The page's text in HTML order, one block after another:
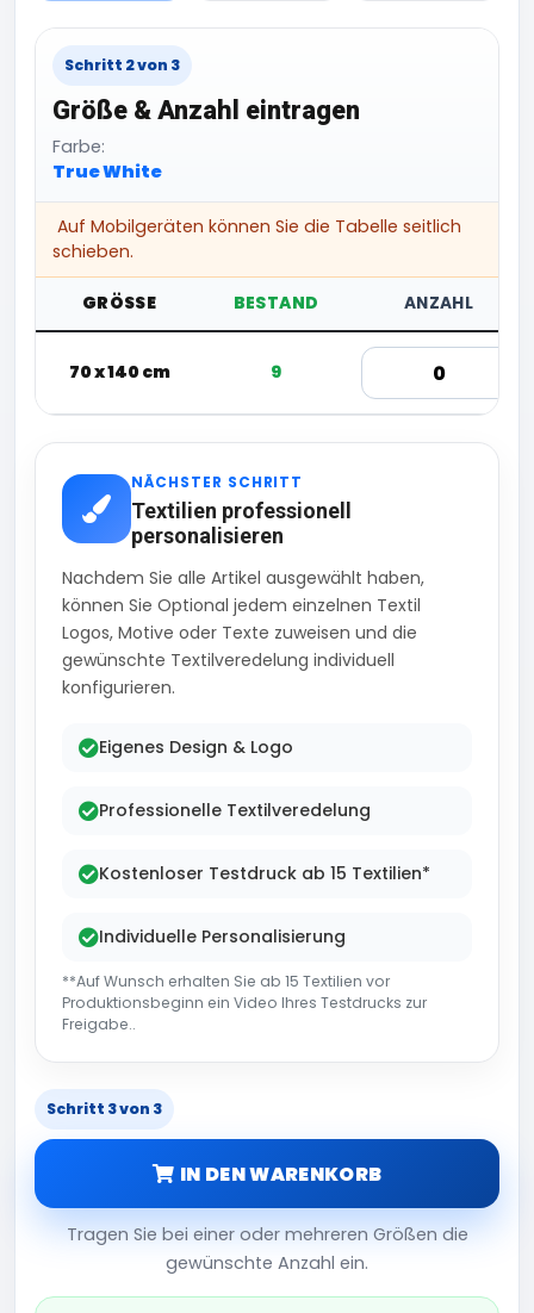
Schritt 2 von 3
Größe & Anzahl eintragen
Farbe:
True White
Auf Mobilgeräten können Sie die Tabelle seitlich
schieben.
GRÖSSE BESTAND ANZAHL
70 x 140 cm 9
NÄCHSTER SCHRITT
Textilien professionell
personalisieren
Nachdem Sie alle Artikel ausgewählt haben,
können Sie Optional jedem einzelnen Textil
Logos, Motive oder Texte zuweisen und die
gewünschte Textilveredelung individuell
konfigurieren.
Eigenes Design & Logo
Professionelle Textilveredelung
Kostenloser Testdruck ab 15 Textilien*
Individuelle Personalisierung
**Auf Wunsch erhalten Sie ab 15 Textilien vor
Produktionsbeginn ein Video Ihres Testdrucks zur
Freigabe..
Schritt 3 von 3
IN DEN WARENKORB
Tragen Sie bei einer oder mehreren Größen die
gewünschte Anzahl ein.